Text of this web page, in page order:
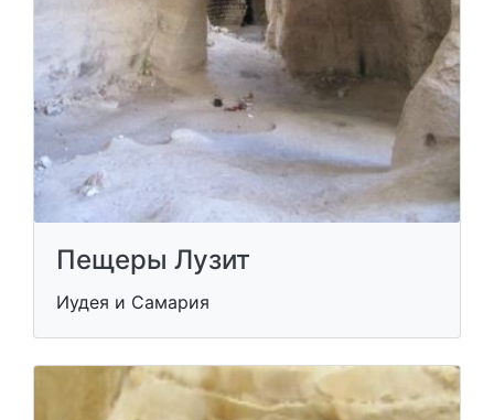
Пещеры Лузит
Иудея и Самария